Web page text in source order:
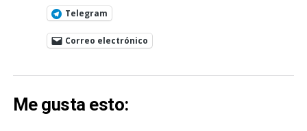
Telegram
Correo electrónico
Me gusta esto: